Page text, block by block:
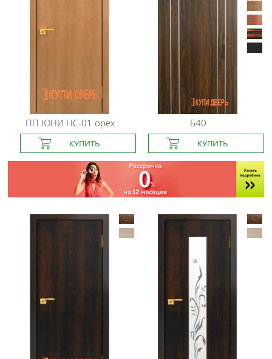
ПП ЮНИ HC-01 орех Б40